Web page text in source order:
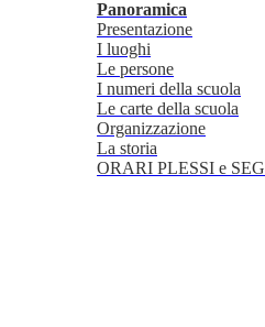
Panoramica
Presentazione
I luoghi
Le persone
I numeri della scuola
Le carte della scuola
Organizzazione
La storia
ORARI PLESSI e